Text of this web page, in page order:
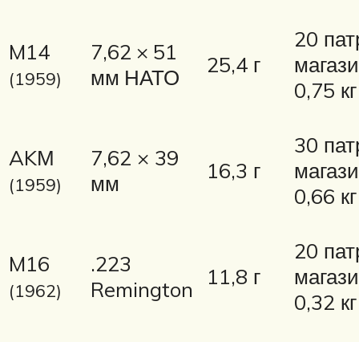
M14
(1959)
7,62 × 51
мм НАТО
25,4 г
20
0,75 кг
AKМ
(1959)
7,62 × 39
мм
16,3 г
30
0,66 кг
M16
(1962)
.223
Remington
11,8 г
20
0,32 кг